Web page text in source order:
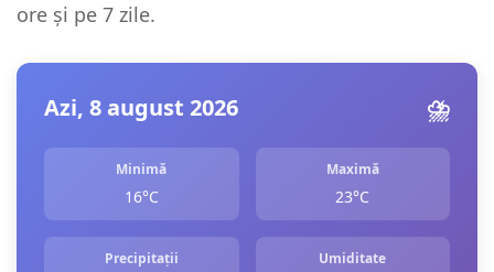
ore și pe 7 zile.
Azi, 8 august 2026 ⛈️
Minimă
16°C
Maximă
23°C
Precipitații Umiditate